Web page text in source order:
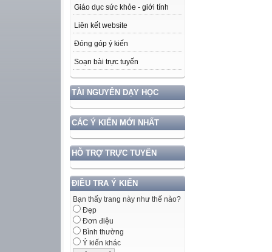
Giáo dục sức khỏe - giới tính
Liên kết website
Đóng góp ý kiến
Soạn bài trực tuyến
TÀI NGUYÊN DẠY HỌC
CÁC Ý KIẾN MỚI NHẤT
HỖ TRỢ TRỰC TUYẾN
ĐIỀU TRA Ý KIẾN
Bạn thấy trang này như thế nào?
Đẹp
Đơn điệu
Bình thường
Ý kiến khác